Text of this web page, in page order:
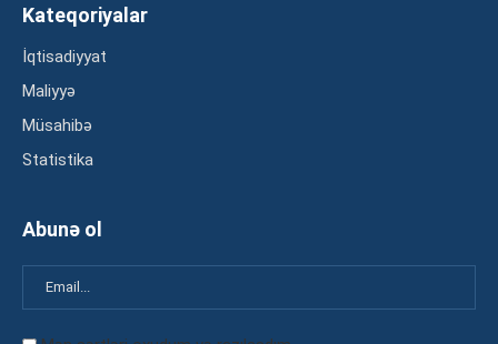
Kateqoriyalar
İqtisadiyyat
Maliyyə
Müsahibə
Statistika
Abunə ol